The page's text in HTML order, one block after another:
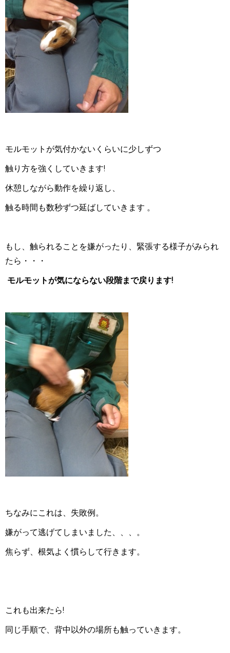
モルモットが気付かないくらいに少しずつ
触り方を強くしていきます!
休憩しながら動作を繰り返し、
触る時間も数秒ずつ延ばしていきます 。
もし、 触られることを嫌がったり、緊張する様子がみられ
た ら・・・
モルモットが気にならない段階まで戻ります!
ちなみにこれは、失敗例。
嫌がって逃げてしまいました、、、。
焦らず、根気よく慣らして行きます。
これも出来たら!
同じ手順で、背中以外の場所も触っていきます。